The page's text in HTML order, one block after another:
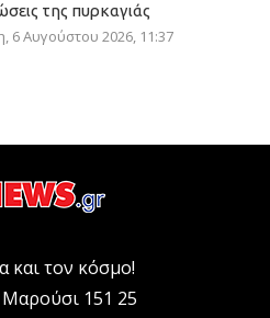
της πυρκαγιάς
6 Αυγούστου 2026, 11:37
και τον κόσμο!
151 25